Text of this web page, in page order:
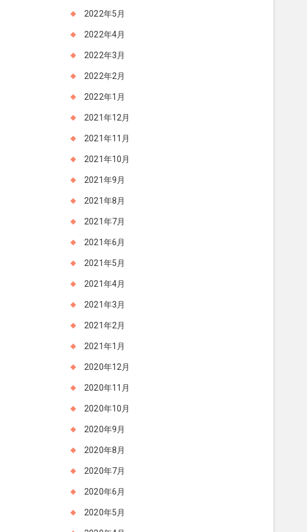
2022年5月
2022年4月
2022年3月
2022年2月
2022年1月
2021年12月
2021年11月
2021年10月
2021年9月
2021年8月
2021年7月
2021年6月
2021年5月
2021年4月
2021年3月
2021年2月
2021年1月
2020年12月
2020年11月
2020年10月
2020年9月
2020年8月
2020年7月
2020年6月
2020年5月